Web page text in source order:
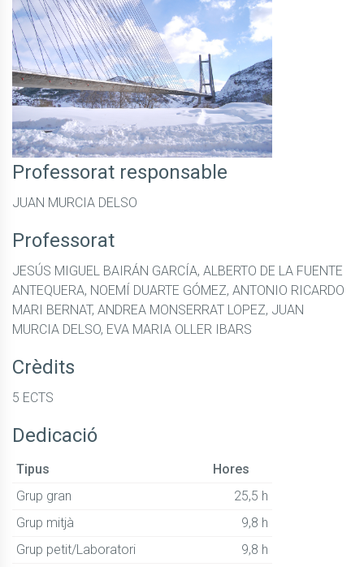
Professorat responsable
JUAN MURCIA DELSO
Professorat
JESÚS MIGUEL BAIRÁN GARCÍA, ALBERTO DE LA FUENTE
ANTEQUERA, NOEMÍ DUARTE GÓMEZ, ANTONIO RICARDO
MARI BERNAT, ANDREA MONSERRAT LOPEZ, JUAN
MURCIA DELSO, EVA MARIA OLLER IBARS
Crèdits
5 ECTS
Dedicació
Tipus
Hores
Grup gran
25,5 h
Grup mitjà
9,8 h
Grup petit/Laboratori
9,8 h